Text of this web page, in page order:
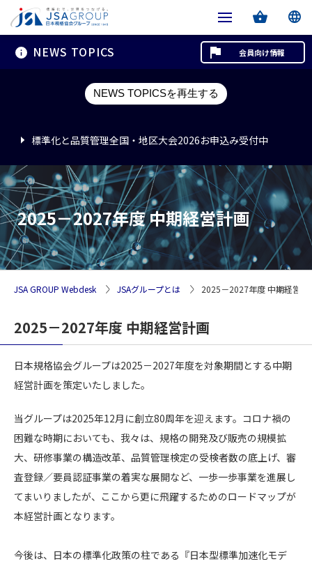
NEWS TOPICS
NEWS TOPICSを再生する
標準化と品質管理全国・地区大会2026お申込み受付中
標準化と品質管理全国・地区大会2026お申込み受付中
標準化と品質管理全国・地区大会2026お申込み受付中
会員向け情報
2025－2027年度 中期経営計画
JSA GROUP Webdesk JSAグループとは 2025－2027年度 中期経営計
2025－2027年度 中期経営計画
日本規格協会グループは2025－2027年度を対象期間とする中期
経営計画を策定いたしました。
当グループは2025年12月に創立80周年を迎えます。コロナ禍の
困難な時期においても、我々は、規格の開発及び販売の規模拡
大、研修事業の構造改革、品質管理検定の受検者数の底上げ、審
査登録／要員認証事業の着実な展開など、一歩一歩事業を進展し
てまいりましたが、ここから更に飛躍するためのロードマップが
本経営計画となります。
今後は、日本の標準化政策の柱である『日本型標準加速化モデ